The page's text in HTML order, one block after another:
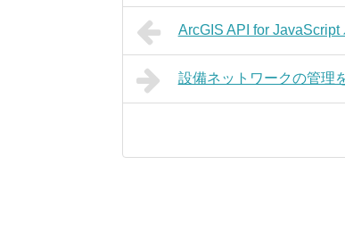
ArcGIS API for
設備ネットワークの管理